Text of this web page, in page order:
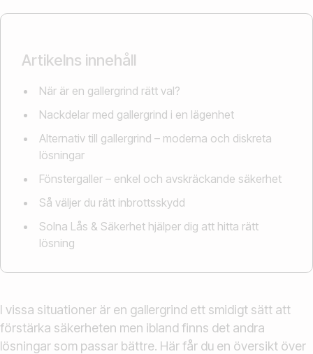
Artikelns innehåll
När är en gallergrind rätt val?
Nackdelar med gallergrind i en lägenhet
Alternativ till gallergrind – moderna och diskreta
lösningar
Fönstergaller – enkel och avskräckande säkerhet
Så väljer du rätt inbrottsskydd
Solna Lås & Säkerhet hjälper dig att hitta rätt
lösning
I vissa situationer är en gallergrind ett smidigt sätt att
förstärka säkerheten men ibland finns det andra
lösningar som passar bättre. Här får du en översikt över